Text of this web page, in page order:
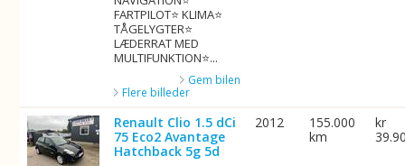
FARTPILOT⭐ KLIMA⭐
TÅGELYGTER⭐
LÆDERRAT MED
MULTIFUNKTION⭐...
Gem bilen
Flere billeder
Renault Clio 1.5 dCi
75 Eco2 Avantage
Hatchback 5g 5d
2012
155.000
km
kr